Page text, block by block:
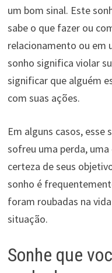
um bom sinal. Este
sabe o que fazer ou
relacionamento ou em
sonho significa violar
significar que alguém
com suas ações.
Em alguns casos,
sofreu uma perda,
certeza de seus
sonho é
foram roubadas na
situação.
Sonhe que